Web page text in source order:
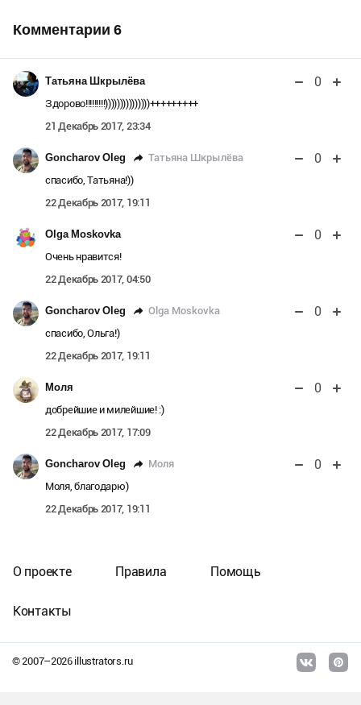
Комментарии 6
Татьяна Шкрылёва 0
Здорово!!!!!!!!!)))))))))))))))+++++++++
21 Декабрь 2017, 23:34
Goncharov Oleg Татьяна Шкрылёва 0
спасибо, Татьяна!))
22 Декабрь 2017, 19:11
Olga Moskovka 0
Очень нравится!
22 Декабрь 2017, 04:50
Goncharov Oleg Olga Moskovka 0
спасибо, Ольга!)
22 Декабрь 2017, 19:11
Моля 0
добрейшие и милейшие! :)
22 Декабрь 2017, 17:09
Goncharov Oleg Моля 0
Моля, благодарю)
22 Декабрь 2017, 19:11
© 2007–2026illustrators.ru
О проекте Правила Помощь
Контакты